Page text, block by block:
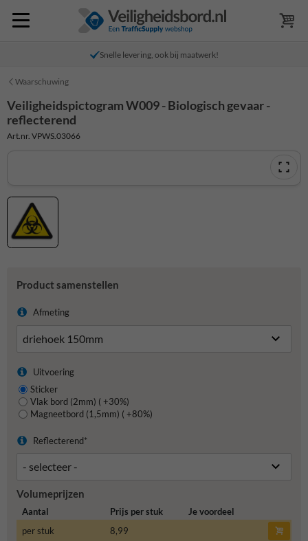
Snelle levering, ook bij maatwerk!
Waarschuwing
Veiligheidspictogram W009 - Biologisch gevaar -
reflecterend
Art.nr. VPWS.03066
Product samenstellen
Afmeting
Uitvoering
Sticker
Vlak bord (2mm) ( +30%)
Magneetbord (1,5mm) ( +80%)
Reflecterend*
Volumeprijzen
Aantal Prijs per stuk
Je voordeel
per stuk
8,99